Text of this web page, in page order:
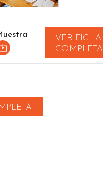
VER FICHA
COMPLETA